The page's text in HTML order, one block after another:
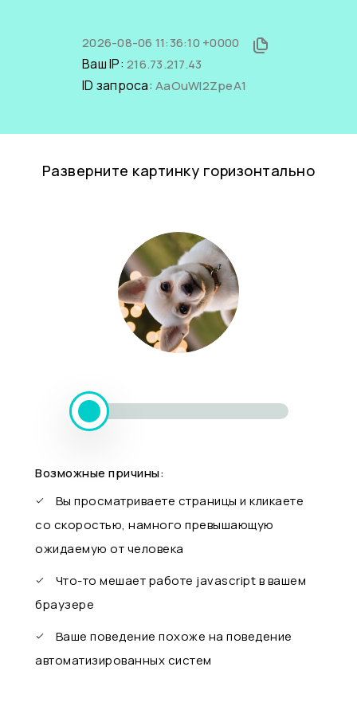
2026-08-06 11:36:10 +0000
Ваш IP: 216.73.217.43
ID запроса: AaOuWl2ZpeA1
Разверните картинку горизонтально
Возможные причины:
Вы просматриваете страницы и кликаете
со скоростью, намного превышающую
ожидаемую от человека
Что-то мешает работе javascript в вашем
браузере
Ваше поведение похоже на поведение
автоматизированных систем